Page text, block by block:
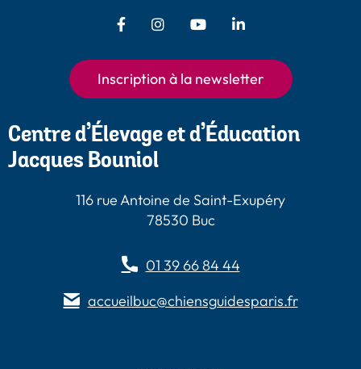
Facebook - Chiens Guides Paris
Instagram - Chiens Guides
Youtube - Chiens
Paris
Inscription à la newsletter
Centre d’Élevage et d’Éducation
Jacques Bouniol
116 rue Antoine de Saint-Exupéry
78530 Buc
01 39 66 84 44
accueilbuc@chiensguidesparis.fr